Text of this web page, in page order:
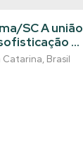
Catarina, Brasil
SC A união
da
com design